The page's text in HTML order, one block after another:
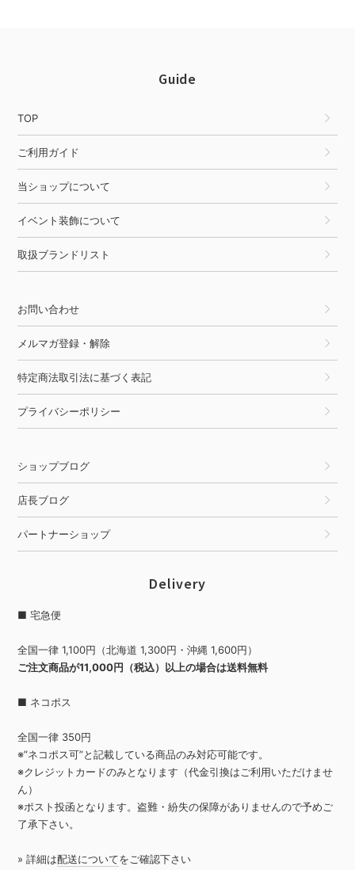
Guide
TOP
ご利用ガイド
当ショップについて
イベント装飾について
取扱ブランドリスト
お問い合わせ
メルマガ登録・解除
特定商法取引法に基づく表記
プライバシーポリシー
ショップブログ
店長ブログ
パートナーショップ
Delivery
■ 宅急便
全国一律 1,100円（北海道 1,300円・沖縄 1,600円）
ご注文商品が11,000円（税込）以上の場合は送料無料
■ ネコポス
全国一律 350円
※”ネコポス可”と記載している商品のみ対応可能です。
※クレジットカードのみとなります（代金引換はご利用いただけませ
ん）
※ポスト投函となります。盗難・紛失の保障がありませんので予めご
了承下さい。
» 詳細は配送についてをご確認下さい